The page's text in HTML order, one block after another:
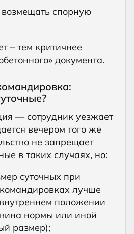
спорную
– тем критичнее
документа.
— сотрудник уезжает
вечером того же
не запрещает
в таких случаях, но:
суточных при
лучше
положении
нормы или иной
размер);